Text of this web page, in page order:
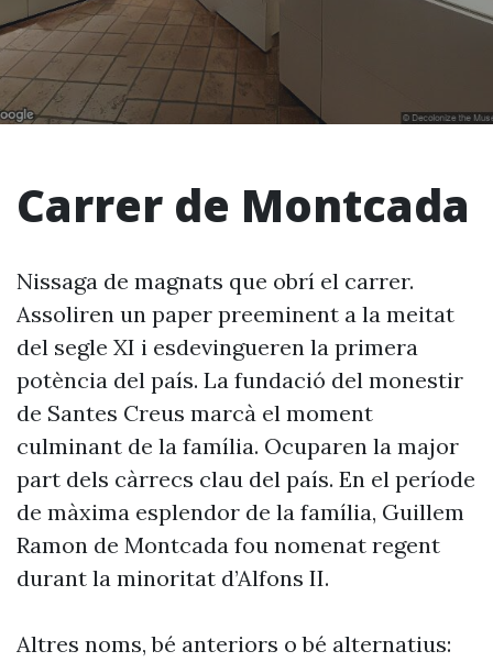
Carrer de Montcada
Nissaga de magnats que obrí el carrer.
Assoliren un paper preeminent a la meitat
del segle XI i esdevingueren la primera
potència del país. La fundació del monestir
de Santes Creus marcà el moment
culminant de la família. Ocuparen la major
part dels càrrecs clau del país. En el període
de màxima esplendor de la família, Guillem
Ramon de Montcada fou nomenat regent
durant la minoritat d’Alfons II.
Altres noms, bé anteriors o bé alternatius: